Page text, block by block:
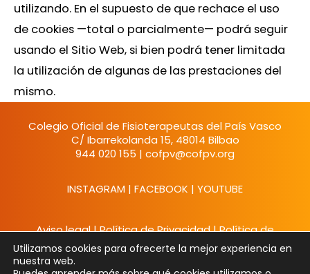
utilizando. En el supuesto de que rechace el uso
de cookies —total o parcialmente— podrá seguir
usando el Sitio Web, si bien podrá tener limitada
la utilización de algunas de las prestaciones del
mismo.
Colegio Oficial de Fisioterapeutas del País Vasco
C/ Ibarrekolanda 15, 48014 Bilbao
944 020 155 | cofpv@cofpv.org
INSTAGRAM | FACEBOOK | YOUTUBE
Aviso legal|Política de Privacidad|Política de
Cookies
Copyright © 2023 | La Fisioterapia Infantil hace
Maravillas | Powered byOrnitorrinco
Utilizamos cookies para ofrecerte la mejor experiencia en
nuestra web.